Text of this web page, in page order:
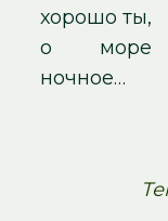
хорошо ты,
о море
ночное…